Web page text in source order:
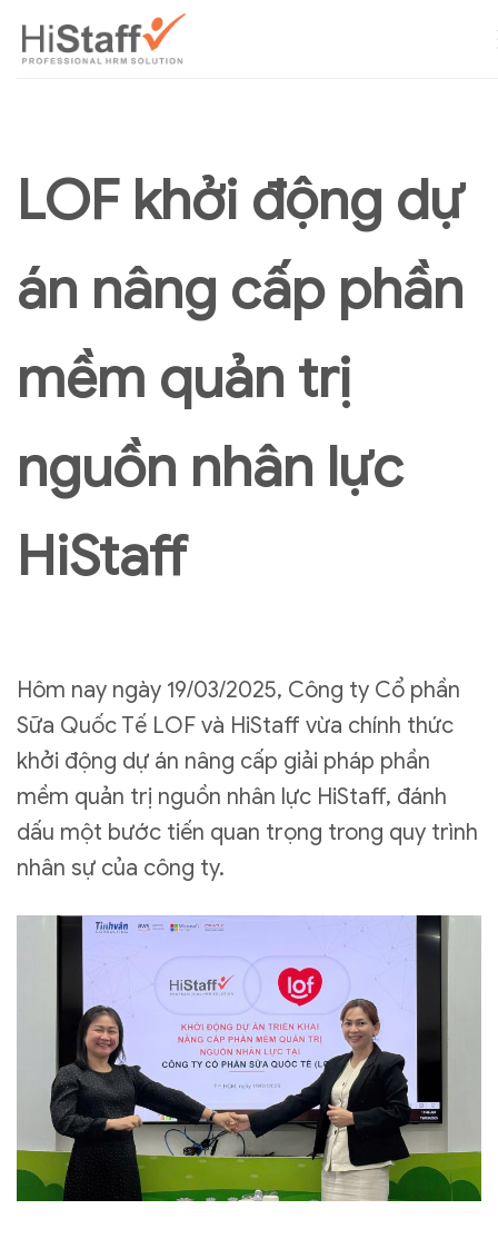
LOF khởi động dự
án nâng cấp phần
mềm quản trị
nguồn nhân lực
HiStaff
Hôm nay ngày 19/03/2025, Công ty Cổ phần
Sữa Quốc Tế LOF và HiStaff vừa chính thức
khởi động dự án nâng cấp giải pháp phần
mềm quản trị nguồn nhân lực HiStaff, đánh
dấu một bước tiến quan trọng trong quy trình
nhân sự của công ty.